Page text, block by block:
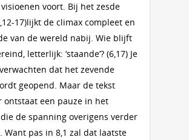
voort. Bij het zesde
17)lijkt de climax compleet en
van de wereld nabij. Wie blijft
letterlijk: ‘staande’? (6,17) Je
dat het zevende
geopend. Maar de tekst
ontstaat een pauze in het
de spanning overigens verder
Want pas in 8,1 zal dat laatste